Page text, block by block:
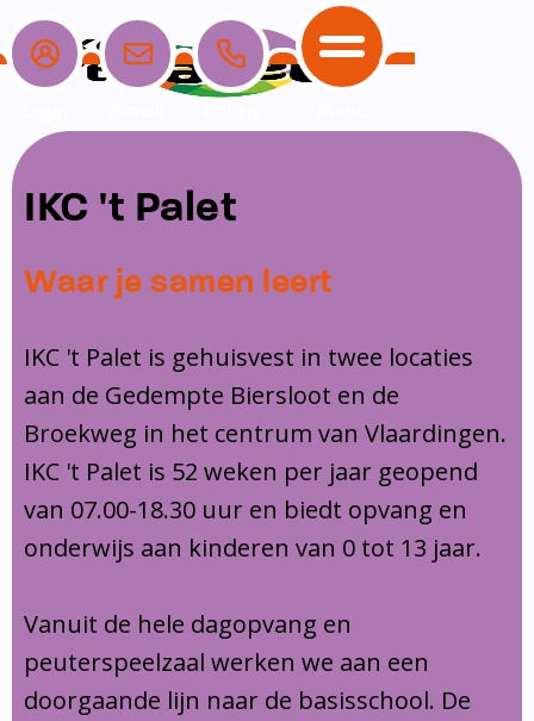
Home
School
Ons team
Schoolgids
Leerlingenzorg
Privacy
Vakanties en lesvrije dagen
Ouders
Ouders
Overblijf
Ouderraad
Medezeggenschapsraad
Klachtenregeling
Opvang
Opvang
Peuterspeelzaal
Buitenschoolse opvang
Communicatie
Communicatie
Contact
IKC 't Palet
Waar je samen leert
IKC 't Palet is gehuisvest in twee locaties
aan de Gedempte Biersloot en de
Broekweg in het centrum van Vlaardingen.
IKC 't Palet is 52 weken per jaar geopend
van 07.00-18.30 uur en biedt opvang en
onderwijs aan kinderen van 0 tot 13 jaar.
Vanuit de hele dagopvang en
peuterspeelzaal werken we aan een
doorgaande lijn naar de basisschool. De